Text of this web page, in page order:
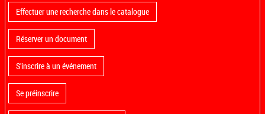
Effectuer une recherche dans le catalogue
Réserver un document
S'inscrire à un événement
Se préinscrire